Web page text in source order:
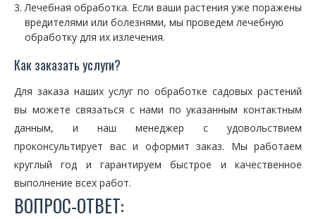
Лечебная обработка. Если ваши растения уже поражены
вредителями или болезнями, мы проведем лечебную
обработку для их излечения.
Как заказать услуги?
Для заказа наших услуг по обработке садовых растений
вы можете связаться с нами по указанным контактным
данным, и наш менеджер с удовольствием
проконсультирует вас и оформит заказ. Мы работаем
круглый год и гарантируем быстрое и качественное
выполнение всех работ.
ВОПРОС-ОТВЕТ: